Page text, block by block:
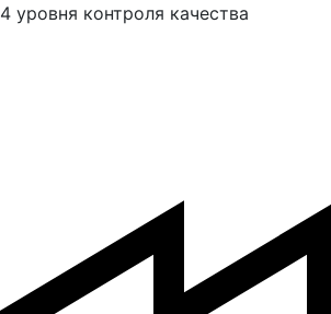
4 уровня контроля качества